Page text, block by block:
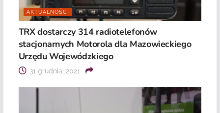
AKTUALNOŚCI
TRX dostarczy 314 radiotelefonów
stacjonarnych Motorola dla Mazowieckiego
Urzędu Wojewódzkiego
31 grudnia, 2021